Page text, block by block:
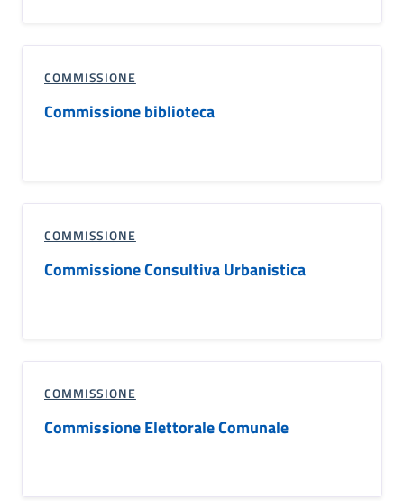
COMMISSIONE
Commissione biblioteca
COMMISSIONE
Commissione Consultiva Urbanistica
COMMISSIONE
Commissione Elettorale Comunale